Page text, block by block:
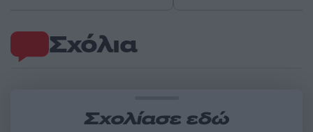
Σχόλια
Σχολίασε εδώ